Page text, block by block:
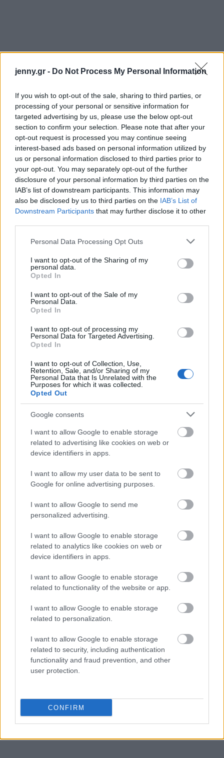
jenny.gr - Do Not Process My Personal Information
If you wish to opt-out of the sale, sharing to third parties, or
processing of your personal or sensitive information for
targeted advertising by us, please use the below opt-out
section to confirm your selection. Please note that after your
opt-out request is processed you may continue seeing
interest-based ads based on personal information utilized by
us or personal information disclosed to third parties prior to
your opt-out. You may separately opt-out of the further
disclosure of your personal information by third parties on the
IAB’s list of downstream participants. This information may
also be disclosed by us to third parties on the IAB’s List of
Downstream Participants that may further disclose it to other
Please note that this website/app uses one or more Google
not limited to your visit or usage behaviour. You may click to
grant or deny consent to Google and its third-party tags to
use your data for below specified purposes in below Google
consent section.
Personal Data Processing Opt Outs
I want to opt-out of the Sharing of my
personal data.
Opted In
I want to opt-out of the Sale of my
Personal Data.
Opted In
I want to opt-out of processing my
Personal Data for Targeted Advertising.
Opted In
I want to opt-out of Collection, Use,
Retention, Sale, and/or Sharing of my
Personal Data that Is Unrelated with the
Purposes for which it was collected.
Opted Out
Google consents
I want to allow Google to enable storage
related to advertising like cookies on web or
device identifiers in apps.
I want to allow my user data to be sent to
Google for online advertising purposes.
I want to allow Google to send me
personalized advertising.
I want to allow Google to enable storage
related to analytics like cookies on web or
device identifiers in apps.
I want to allow Google to enable storage
related to functionality of the website or app.
I want to allow Google to enable storage
related to personalization.
I want to allow Google to enable storage
related to security, including authentication
functionality and fraud prevention, and other
user protection.
CONFIRM
Καταρχάς όπως διαπίστωσε και η μελέτη, φαίνεται
ότι 97 ημέρες είναι ο κανόνας που οι άνθρωποι
πιστεύουν ότι είναι η κατάλληλη στιγμή για να
εκδηλώσουν την αγάπη τους. Εάν κάποιος το πει
νωρίτερα ίσως απλά θέλει μόνο σεξ.
Όμως βάση της μελέτης δεν μπορούμε να ξέρουμε
ποιος πρέπει να πει το «σ αγαπώ», γιατί κάθε
σχέση είναι μοναδική και διαφορετική. Ίσως όμως
να αφήσετε τον άλλον να είναι αυτός που θα το πει
αυθεντικός είναι και να μάθετε περισσότερα για την
προσωπικότητά του.
Κάντεlikeστη σελίδα μας στοfacebookγια να
μαθαίνετε όλα τα νέα